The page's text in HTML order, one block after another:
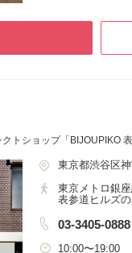
トショップ「BIJOUPIKO 表
東京都渋谷区
東京メトロ銀
表参道ヒルズ
03-3405-0888
10:00〜19:00